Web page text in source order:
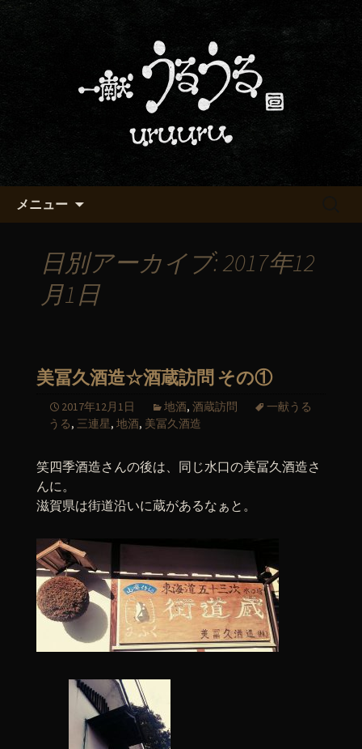
京都・五条でおいしい地酒が飲
める「一献うるうる」のブロ
京都・五条烏丸の町屋居酒屋「一献う
るうる」からのお知らせ
メニュー
日別アーカイブ: 2017年12
月1日
美冨久酒造☆酒蔵訪問 その①
2017年12月1日 地酒, 酒蔵訪問
一献うる
うる, 三連星, 地酒, 美冨久酒造
笑四季酒造さんの後は、同じ水口の美冨久酒造さ
んに。
滋賀県は街道沿いに蔵があるなぁと。